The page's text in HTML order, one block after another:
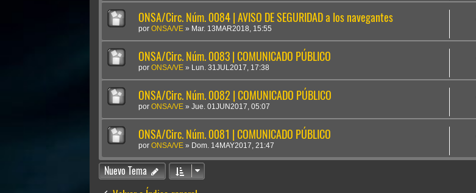
ONSA/Circ. Núm. 0084 | AVISO DE SEGURIDAD a los navegantes
por ONSA/VE » Mar. 13MAR2018, 15:55
ONSA/Circ. Núm. 0083 | COMUNICADO PÚBLICO
por ONSA/VE » Lun. 31JUL2017, 17:38
ONSA/Circ. Núm. 0082 | COMUNICADO PÚBLICO
por ONSA/VE » Jue. 01JUN2017, 05:07
ONSA/Circ. Núm. 0081 | COMUNICADO PÚBLICO
por ONSA/VE » Dom. 14MAY2017, 21:47
Nuevo Tema